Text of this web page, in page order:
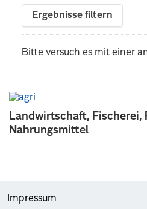
Landwirtschaft, Fischerei,
Nahrungsmittel
Ergebnisse filtern
Bitte versuch es mit einer
Impressum